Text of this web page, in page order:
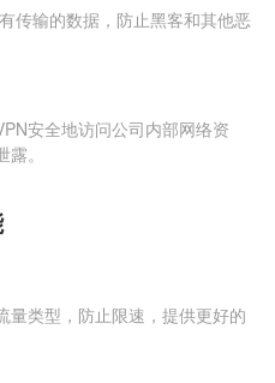
传输的数据，防止黑客和其他恶
安全地访问公司内部网络资
。
量类型，防止限速，提供更好的